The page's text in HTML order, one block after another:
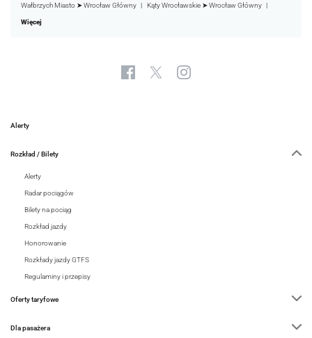
Wałbrzych Miasto ➤ Wrocław Główny Kąty Wrocławskie ➤ Wrocław Główny
Więcej
Alerty
Rozkład / Bilety
Alerty
Radar pociągów
Bilety na pociąg
Rozkład jazdy
Honorowanie
Rozkłady jazdy GTFS
Regulaminy i przepisy
Oferty taryfowe
Dla pasażera